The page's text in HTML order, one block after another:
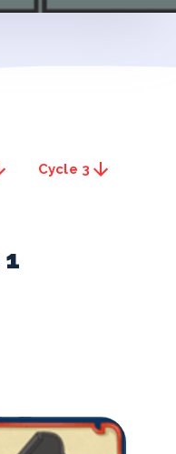
Cycle 3
1